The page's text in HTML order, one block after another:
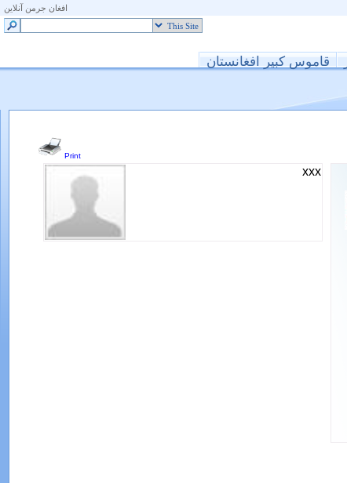
افغان جرمن آنلاین
قاموس کبیر افغانستان
Print
xxx